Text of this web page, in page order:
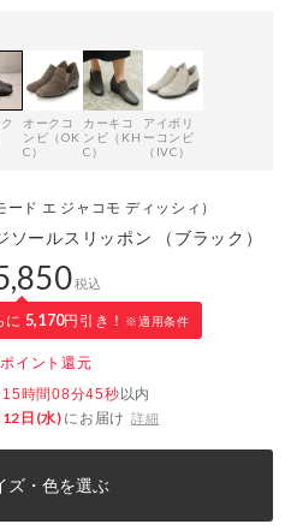
オークコ
ンビ（OK
C）
カーキコ
ンビ（KH
C）
アイボリ
ーコンビ
（IVC）
ード エ ジャコモ ディッシィ）
ソールスリッポン （ブラック）
税込
に 5,170円引き！ ※適用条件
ポイント還元
15時間08分45秒以内
日(水) にお届け 詳細
ズ・色を選ぶ